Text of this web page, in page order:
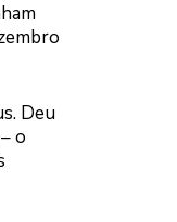
Deu
o